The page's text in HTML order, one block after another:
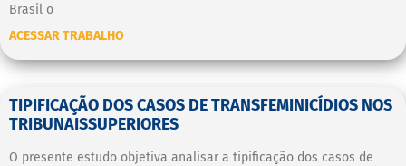
Brasil o
ACESSAR TRABALHO
TIPIFICAÇÃO DOS CASOS DE TRANSFEMINICÍDIOS NOS
TRIBUNAISSUPERIORES
O presente estudo objetiva analisar a tipificação dos casos de